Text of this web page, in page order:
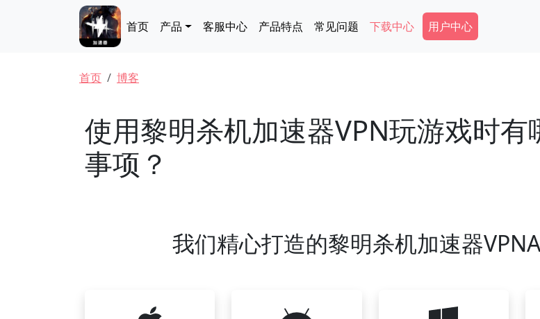
Main navigation
首页 产品 客服中心 产品特点 常见问题 下载中心 Secondary Menu
用户中心
面包屑
首页 博客
使用黎明杀机加速器VPN玩游戏时有
事项？
我们精心打造的黎明杀机加速器